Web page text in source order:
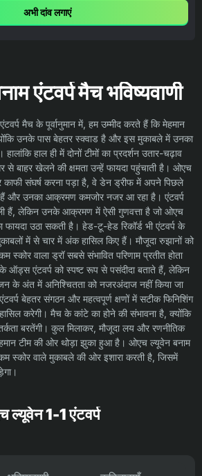
अभी दांव लगाएं
एंटवर्प मैच भविष्यवाणी
मैच के पूर्वानुमान में, हम उम्मीद करते हैं कि मेहमान
उनके पास बेहतर स्क्वाड है और इस मुकाबले में उनका
हालांकि हाल ही में दोनों टीमों का प्रदर्शन उतार-चढ़ाव
से बाहर खेलने की क्षमता उन्हें फायदा पहुंचाती है। ओएच
संघर्ष करना पड़ा है, वे डेन ड्रीफ में अपने पिछले
और उनका आक्रमण कमजोर नजर आ रहा है। एंटवर्प
हैं, लेकिन उनके आक्रमण में ऐसी गुणवत्ता है जो ओएच
फायदा उठा सकती है। हेड-टू-हेड रिकॉर्ड भी एंटवर्प के
में से चार में अंक हासिल किए हैं। मौजूदा रुझानों को
स्कोर वाला ड्रॉ सबसे संभावित परिणाम प्रतीत होता
ऑड्स एंटवर्प को स्पष्ट रूप से पसंदीदा बताते हैं, लेकिन
के अंत में अनिश्चितता को नजरअंदाज नहीं किया जा
बेहतर संगठन और महत्वपूर्ण क्षणों में सटीक फिनिशिंग
करेगी। मैच के कांटे का होने की संभावना है, क्योंकि
बरतेंगी। कुल मिलाकर, मौजूदा लय और रणनीतिक
टीम की ओर थोड़ा झुका हुआ है। ओएच ल्यूवेन बनाम
कम स्कोर वाले मुकाबले की ओर इशारा करती है, जिसमें
ल्यूवेन 1-1 एंटवर्प